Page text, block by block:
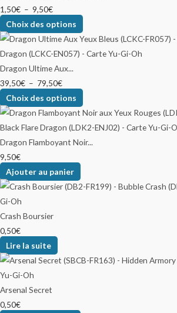
1,50€ – 9,50€
Choix des options
Dragon Ultime Aux...
39,50€ – 79,50€
Choix des options
Dragon Flamboyant Noir...
9,50€
Ajouter au panier
Crash Boursier
0,50€
Lire la suite
Arsenal Secret
0,50€